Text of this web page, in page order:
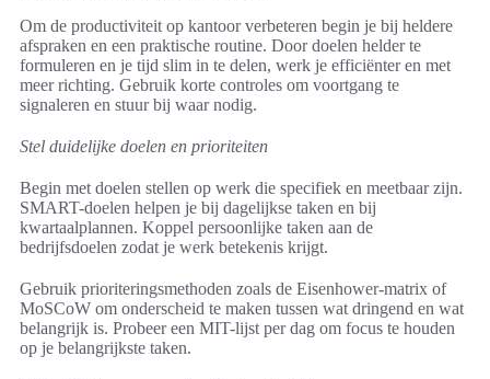
Om de productiviteit op kantoor verbeteren begin je bij heldere
afspraken en een praktische routine. Door doelen helder te
formuleren en je tijd slim in te delen, werk je efficiënter en met
meer richting. Gebruik korte controles om voortgang te
signaleren en stuur bij waar nodig.
Stel duidelijke doelen en prioriteiten
Begin met doelen stellen op werk die specifiek en meetbaar zijn.
SMART-doelen helpen je bij dagelijkse taken en bij
kwartaalplannen. Koppel persoonlijke taken aan de
bedrijfsdoelen zodat je werk betekenis krijgt.
Gebruik prioriteringsmethoden zoals de Eisenhower-matrix of
MoSCoW om onderscheid te maken tussen wat dringend en wat
belangrijk is. Probeer een MIT-lijst per dag om focus te houden
op je belangrijkste taken.